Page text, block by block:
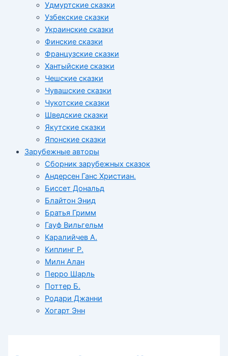
Удмуртские сказки
Узбекские сказки
Украинские сказки
Финские сказки
Французские сказки
Хантыйские сказки
Чешские сказки
Чувашские сказки
Чукотские сказки
Шведские сказки
Якутские сказки
Японские сказки
Зарубежные авторы
Сборник зарубежных сказок
Андерсен Ганс Христиан.
Биссет Дональд
Блайтон Энид
Братья Гримм
Гауф Вильгельм
Каралийчев А.
Киплинг Р.
Милн Алан
Перро Шарль
Поттер Б.
Родари Джанни
Хогарт Энн